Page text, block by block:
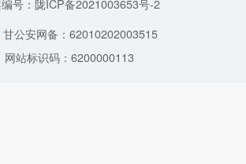
号：陇ICP备2021003653号-2
甘公安网备：62010202003515
网站标识码：6200000113